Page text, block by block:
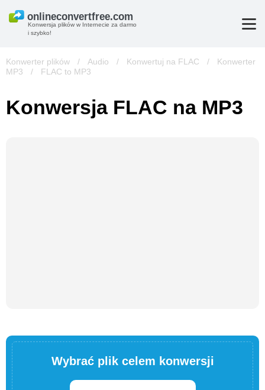
Konwersja plików w Internecie za darmo
i szybko!
Konwerter plików / Audio / Konwertuj na FLAC /
Konwerter
MP3
/ FLAC to MP3
Konwersja FLAC na MP3
Wybrać plik celem konwersji